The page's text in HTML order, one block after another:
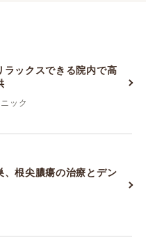
ラックスできる院内で高
ック
、根尖膿瘍の治療とデン